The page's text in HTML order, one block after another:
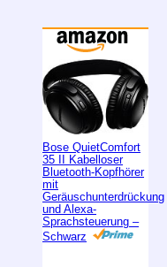
Bose QuietComfort
35 II Kabelloser
Bluetooth-Kopfhörer
mit
Geräuschunterdrückung
und Alexa-
Sprachsteuerung –
Schwarz